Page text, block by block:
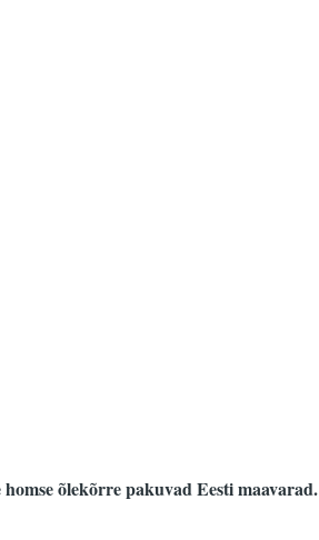
õlekõrre pakuvad Eesti maavarad.